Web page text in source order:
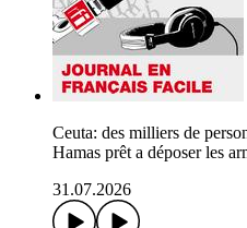
Ceuta: des milliers de
Hamas prêt a déposer les
31.07.2026